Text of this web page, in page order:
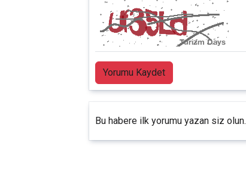
Yorumu Kaydet
Bu habere ilk yorumu yazan siz olun.